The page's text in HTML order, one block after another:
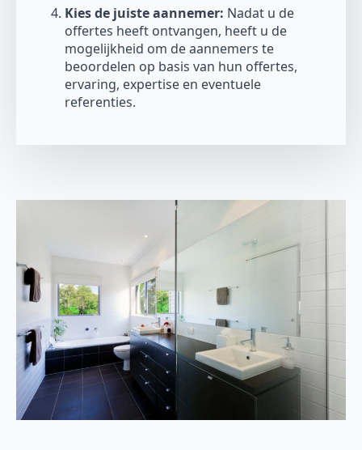
Kies de juiste aannemer: Nadat u de
offertes heeft ontvangen, heeft u de
mogelijkheid om de aannemers te
beoordelen op basis van hun offertes,
ervaring, expertise en eventuele
referenties.